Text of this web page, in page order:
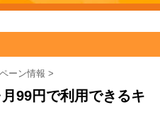
ーン情報 >
99円で利用できるキ